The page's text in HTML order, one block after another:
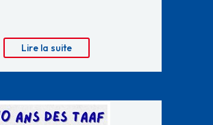
Lire la suite